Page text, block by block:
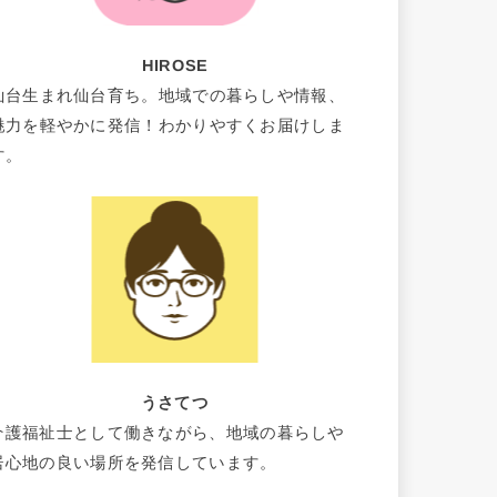
HIROSE
台生まれ仙台育ち。地域での暮らしや情報、
力を軽やかに発信！わかりやすくお届けしま
うさてつ
護福祉士として働きながら、地域の暮らしや
心地の良い場所を発信しています。